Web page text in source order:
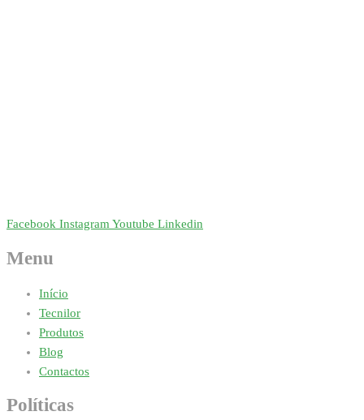
Facebook InstagramYoutube Linkedin
Menu
Início
Tecnilor
Produtos
Blog
Contactos
Políticas